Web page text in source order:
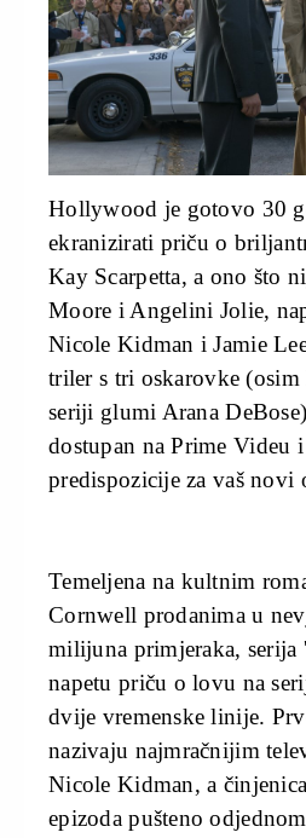
Hollywood je gotovo 30
ekranizirati priču o
Kay Scarpetta, a ono što
Moore i Angelini Jolie,
Nicole Kidman i Jamie
triler s tri oskarovke
seriji glumi Arana
dostupan na Prime Videu
predispozicije za vaš novi
Temeljena na kultnim
Cornwell prodanima u
milijuna primjeraka, serija
napetu priču o lovu na
dvije vremenske linije.
nazivaju najmračnijim
Nicole Kidman, a
epizoda pušteno